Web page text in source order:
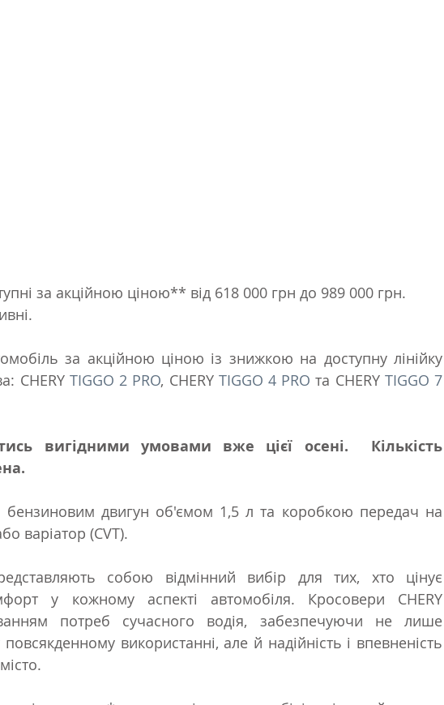
за акційною ціною** від 618 000 грн до 989 000 грн.
за акційною ціною із знижкою на доступну лінійку
CHERY TIGGO 2 PRO, CHERY TIGGO 4 PRO та CHERY TIGGO 7
вигідними умовами вже цієї осені.  Кількість
бензиновим двигун об'ємом 1,5 л та коробкою передач на
варіатор (CVT).
собою відмінний вибір для тих, хто цінує
у кожному аспекті автомобіля. Кросовери CHERY
потреб сучасного водія, забезпечуючи не лише
використанні, але й надійність і впевненість